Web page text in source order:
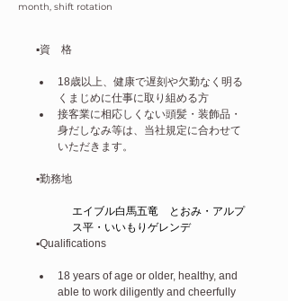
month, shift rotation
▪️資　格
18歳以上、健康で遅刻や欠勤なく明る
くまじめに仕事に取り組める方
接客業に相応しくない頭髪・装飾品・
身だしなみ等は、当社規定に合わせて
いただきます。
▪️勤務地
エイブル白馬五竜　とおみ・アルプ
ス平・いいもりゲレンデ
▪️Qualifications
18 years of age or older, healthy, and
able to work diligently and cheerfully